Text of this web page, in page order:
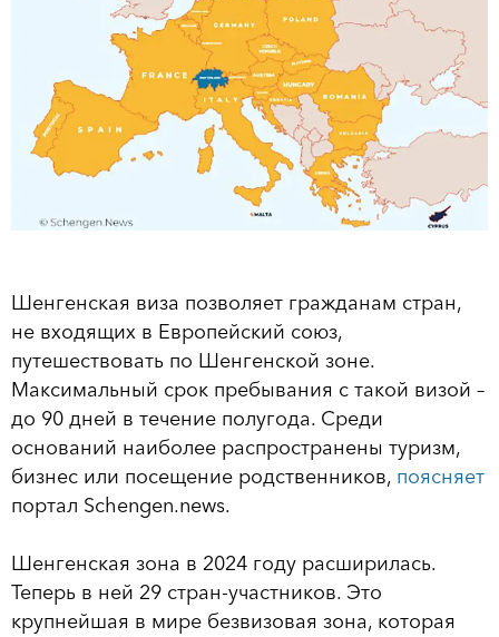
Шенгенская виза позволяет гражданам стран,
не входящих в Европейский союз,
путешествовать по Шенгенской зоне.
Максимальный срок пребывания с такой визой –
до 90 дней в течение полугода. Среди
оснований наиболее распространены туризм,
бизнес или посещение родственников, поясняет
портал Schengen.news.
Шенгенская зона в 2024 году расширилась.
Теперь в ней 29 стран-участников. Это
крупнейшая в мире безвизовая зона, которая